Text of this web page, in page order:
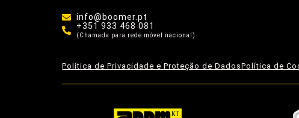
info@boomer.pt
+351 933 468 081
(Chamada para rede móvel nacional)
Política de Privacidade e Proteção de DadosPolítica de